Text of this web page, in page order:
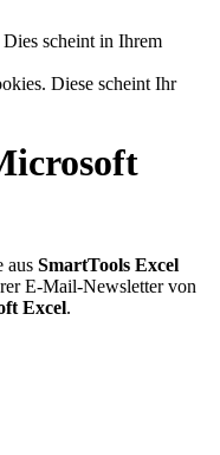
scheint in Ihrem
Diese scheint Ihr
aus SmartTools Excel
E-Mail-Newsletter von
Excel.